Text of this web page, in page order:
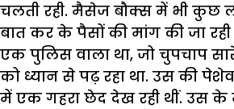
चलती रही. मैसेज बौक्स में भी कुछ
बात कर के पैसों की मांग की जा रही
एक पुलिस वाला था, जो चुपचाप
को ध्यान से पढ़ रहा था. उस की
में एक गहरा छेद देख रही थीं. उस के